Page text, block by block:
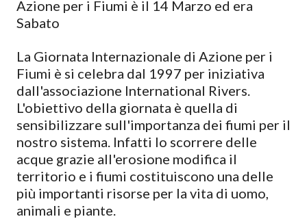
Azione per i Fiumi è il 14 Marzo ed era
Sabato
La Giornata Internazionale di Azione per i
Fiumi è si celebra dal 1997 per iniziativa
dall'associazione International Rivers.
L'obiettivo della giornata è quella di
sensibilizzare sull'importanza dei fiumi per il
nostro sistema. Infatti lo scorrere delle
acque grazie all'erosione modifica il
territorio e i fiumi costituiscono una delle
più importanti risorse per la vita di uomo,
animali e piante.